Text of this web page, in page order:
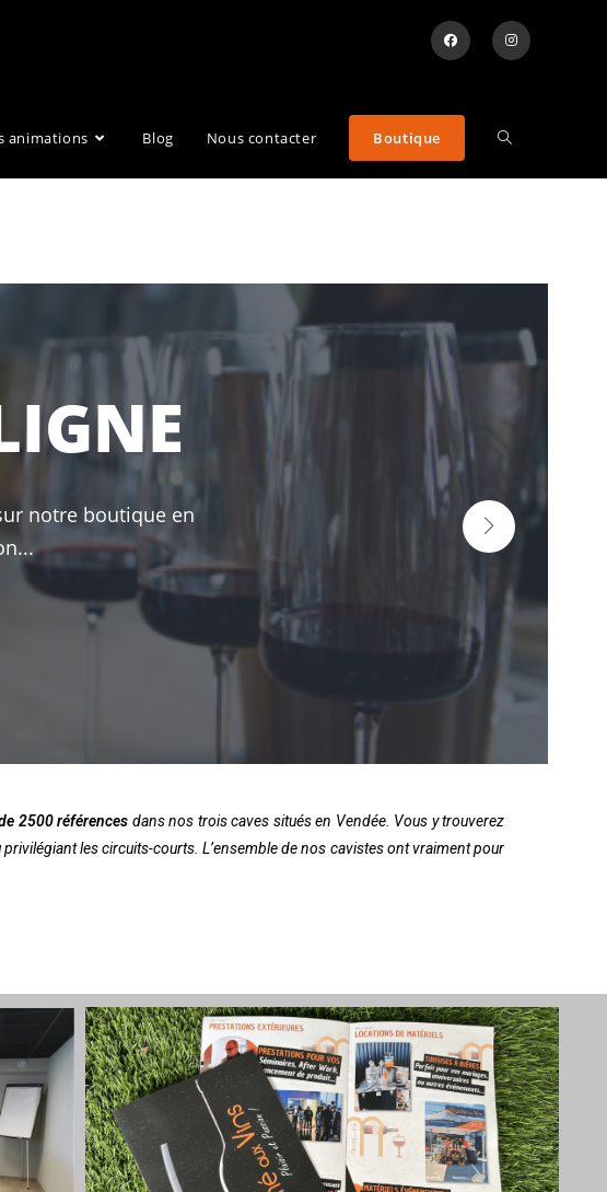
animations Blog Nous contacter Boutique
notre boutique en
2500 références dans nos trois caves situés en Vendée. Vous y trouverez
les circuits-courts. L’ensemble de nos cavistes ont vraiment pour